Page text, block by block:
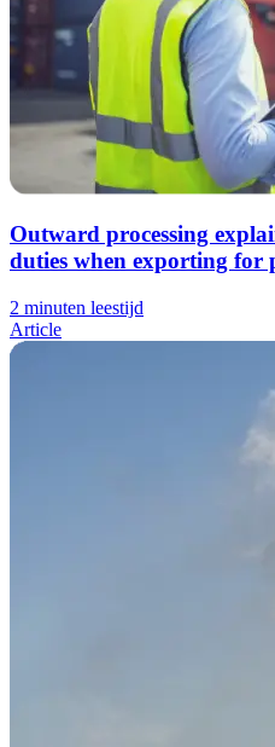
Outward processing
duties when exporting for
2 minuten leestijd
Article